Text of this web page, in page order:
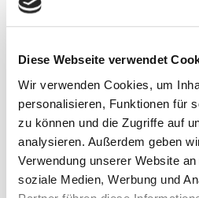
Diese Webseite verwendet
Wir verwenden Cookies, um
personalisieren, Funktionen für
zu können und die Zugriffe auf
analysieren. Außerdem geben
Verwendung unserer Website
soziale Medien, Werbung und
8.00 -
Folge